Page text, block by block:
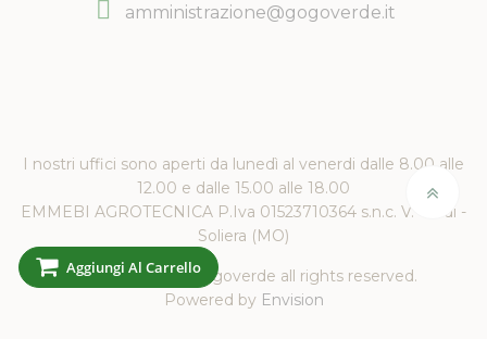
Aggiungi Al Carrello
amministrazione@gogoverde.it
I nostri uffici sono aperti da lunedì al venerdi dalle 8.00 alle
12.00 e dalle 15.00 alle 18.00
EMMEBI AGROTECNICA P.Iva 01523710364 s.n.c. V. Verdi -
Soliera (MO)
Copyright 2019 Gogoverde all rights reserved.
Powered by Envision